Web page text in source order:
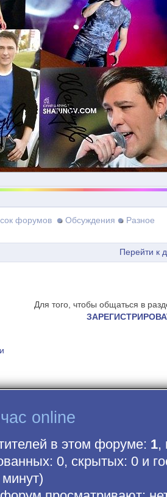
форумов Обсуждения Разное
Перейти к
Для того, чтобы общаться в
online
в этом форуме: 1,
0, скрытых: 0 и